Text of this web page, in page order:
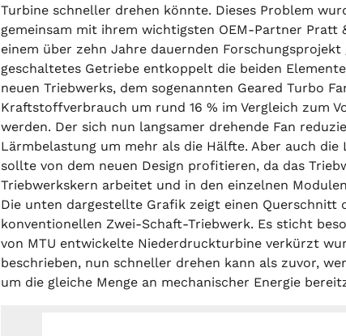
Turbine schneller drehen könnte. Dieses Problem
gemeinsam mit ihrem wichtigsten OEM-Partner Pratt
einem über zehn Jahre dauernden Forschungsprojekt
geschaltetes Getriebe entkoppelt die beiden
neuen Triebwerks, dem sogenannten Geared Turbo
Kraftstoffverbrauch um rund 16 % im Vergleich zum
werden. Der sich nun langsamer drehende Fan
Lärmbelastung um mehr als die Hälfte. Aber auch die
sollte von dem neuen Design profitieren, da das
Triebwerkskern arbeitet und in den einzelnen
Die unten dargestellte Grafik zeigt einen Querschnitt
konventionellen Zwei-Schaft-Triebwerk. Es sticht
von MTU entwickelte Niederdruckturbine verkürzt
beschrieben, nun schneller drehen kann als zuvor,
um die gleiche Menge an mechanischer Energie